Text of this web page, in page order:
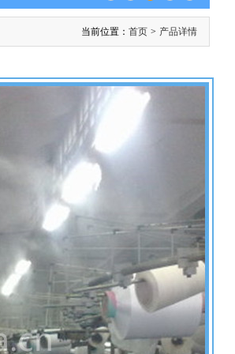
当前位置： 首页 > 产品详情